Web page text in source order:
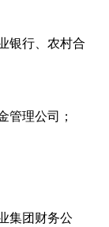
银行、农村合
管理公司；
集团财务公